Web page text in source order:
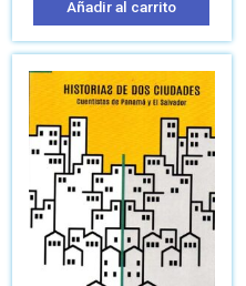
Añadir al carrito